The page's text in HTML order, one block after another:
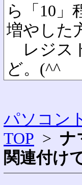
ら「10」
増やした
レジス
ど。(^^ゞ
パソコン
TOP > ナ
関連付け